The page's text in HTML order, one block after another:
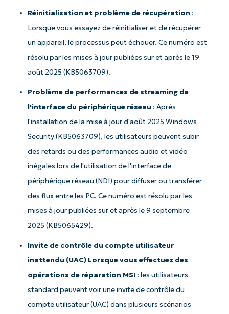
Réinitialisation et problème de récupération :
Lorsque vous essayez de réinitialiser et de récupérer
un appareil, le processus peut échouer. Ce numéro est
résolu par les mises à jour publiées sur et après le 19
août 2025 (KB5063709).
Problème de performances de streaming de
l'interface du périphérique réseau : Après
l'installation de la mise à jour d'août 2025 Windows
Security (KB5063709), les utilisateurs peuvent subir
des retards ou des performances audio et vidéo
inégales lors de l'utilisation de l'interface de
périphérique réseau (NDI) pour diffuser ou transférer
des flux entre les PC. Ce numéro est résolu par les
mises à jour publiées sur et après le 9 septembre
2025 (KB5065429).
Invite de contrôle du compte utilisateur
inattendu (UAC) Lorsque vous effectuez des
opérations de réparation MSI : les utilisateurs
standard peuvent voir une invite de contrôle du
compte utilisateur (UAC) dans plusieurs scénarios